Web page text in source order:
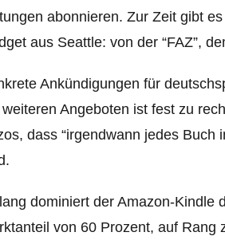
abonnieren. Zur Zeit gibt
aus Seattle: von der “FAZ”,
Ankündigungen für
weiteren Angeboten ist fest zu
dass “irgendwann jedes Buch
dominiert der Amazon-Kindle
von 60 Prozent, auf Rang